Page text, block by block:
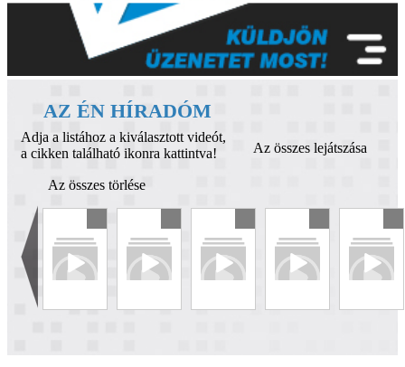
AZ ÉN HÍRADÓM
Adja a listához a kiválasztott videót,
a cikken található ikonra kattintva!
Az összes lejátszása
Az összes törlése